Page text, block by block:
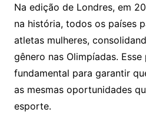
Na edição de Londres, em
na história, todos os países
atletas mulheres,
gênero nas Olimpíadas.
fundamental para garantir
as mesmas oportunidades
esporte.